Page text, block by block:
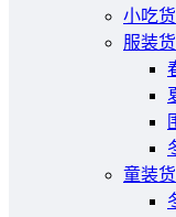
小吃
服装
童装